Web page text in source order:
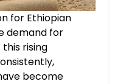
for Ethiopian
demand for
rising
become